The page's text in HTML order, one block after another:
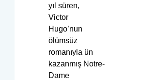
yıl süren,
Victor
Hugo’nun
ölümsüz
romanıyla ün
kazanmış Notre-
Dame